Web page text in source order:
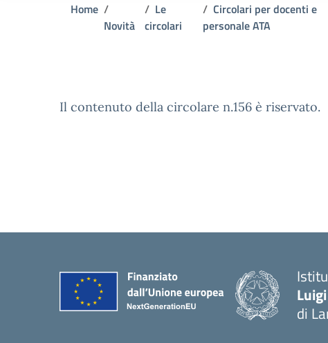
Home
Novità
Le
circolari
Circolari per docenti e
personale ATA
Il contenuto della circolare n.156 è riservato.
di